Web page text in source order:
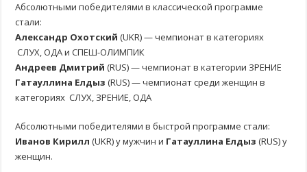
Абсолютными победителями в классической программе
стали:
Александр Охотский (UKR) — чемпионат в категориях
СЛУХ, ОДА и СПЕШ-ОЛИМПИК
Андреев Дмитрий (RUS) — чемпионат в категории ЗРЕНИЕ
Гатауллина Елдыз (RUS) — чемпионат среди женщин в
категориях СЛУХ, ЗРЕНИЕ, ОДА
Абсолютными победителями в быстрой программе стали:
Иванов Кирилл (UKR) у мужчин и Гатауллина Елдыз (RUS) у
женщин.